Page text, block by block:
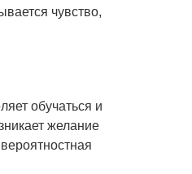
чувство,
обучаться и
желание